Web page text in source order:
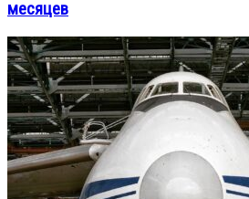
месяцев